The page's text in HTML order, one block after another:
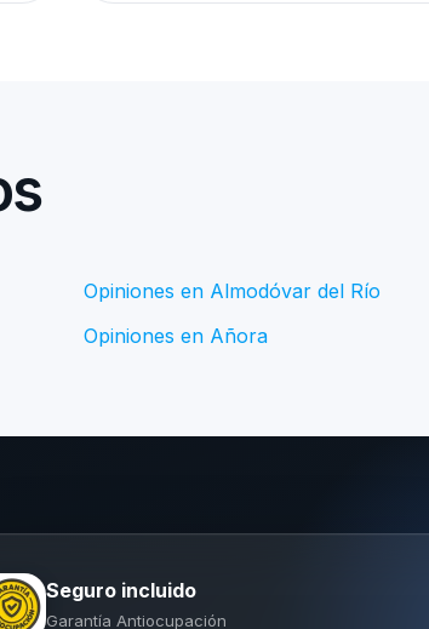
Opiniones en Almodóvar del Río
Opiniones en Añora
Seguro incluido
Garantía Antiocupación